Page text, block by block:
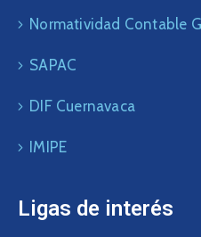
Normatividad Contable
SAPAC
DIF Cuernavaca
IMIPE
Ligas de interés